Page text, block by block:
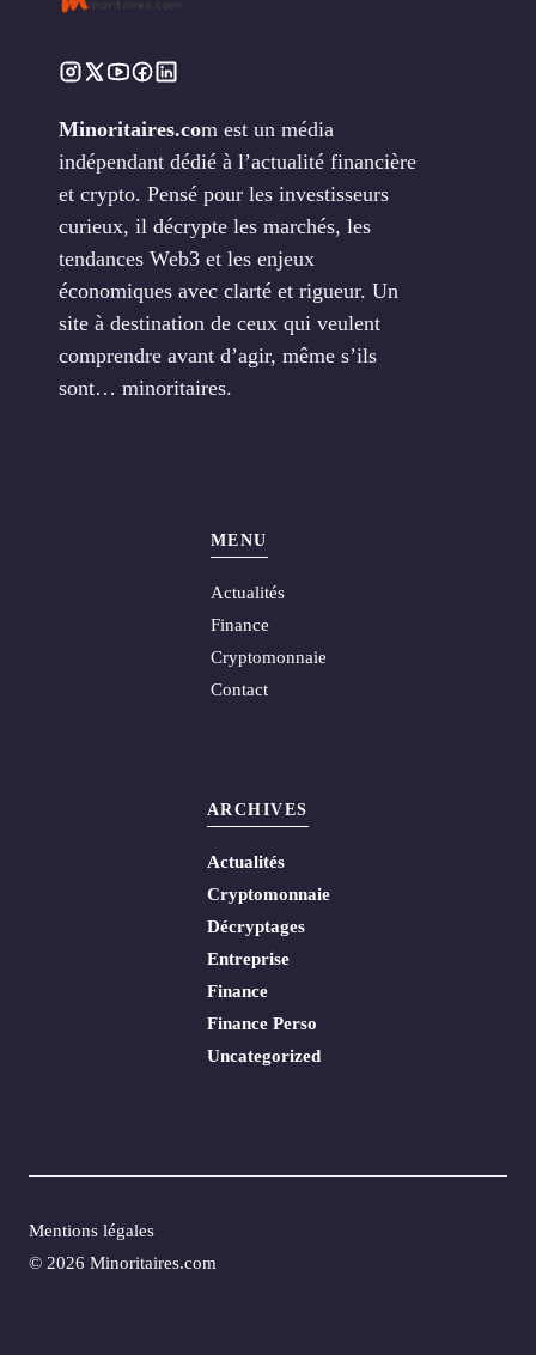
Minoritaires.com est un média
indépendant dédié à l’actualité financière
et crypto. Pensé pour les investisseurs
curieux, il décrypte les marchés, les
tendances Web3 et les enjeux
économiques avec clarté et rigueur. Un
site à destination de ceux qui veulent
comprendre avant d’agir, même s’ils
sont… minoritaires.
MENU
Actualités
Finance
Cryptomonnaie
Contact
ARCHIVES
Actualités
Cryptomonnaie
Décryptages
Entreprise
Finance
Finance Perso
Uncategorized
© 2026 Minoritaires.com
Mentions légales